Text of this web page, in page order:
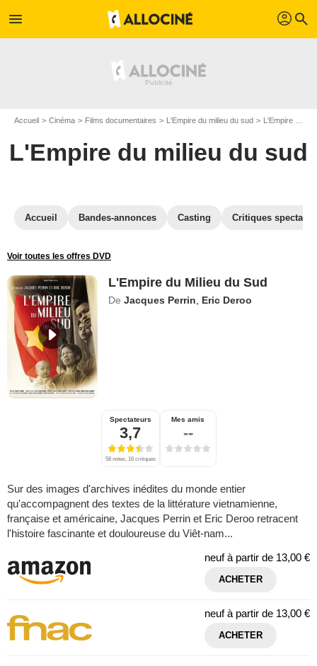
menu profil search
Accueil Cinéma Films documentaires L'Empire du milieu du sud L'Empire du milieu du sud en DVD
L'Empire du milieu du sud
Accueil Bandes-annonces Casting Critiques
Voir toutes les offres DVD
L'Empire du Milieu du Sud
De Jacques Perrin Eric Deroo
Spectateurs
3,7
58 notes, 16 critiques
Mes amis
--
Sur des images d'archives inédites du monde entier
qu'accompagnent des textes de la littérature vietnamienne,
française et américaine, Jacques Perrin et Eric Deroo retracent
l'histoire fascinante et douloureuse du Viêt-nam...
neuf à partir de 13,00 €
ACHETER
neuf à partir de 13,00 €
ACHETER